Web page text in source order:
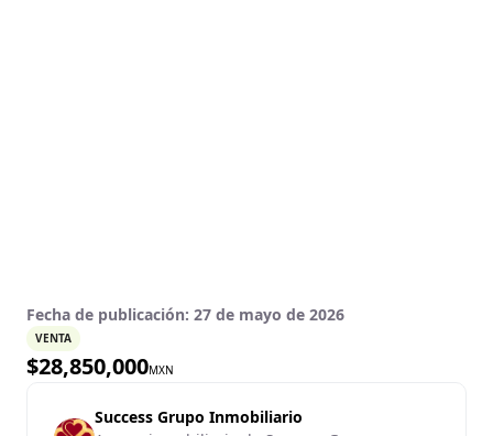
Fecha de publicación: 27 de mayo de 2026
VENTA
$28,850,000MXN
Success Grupo Inmobiliario